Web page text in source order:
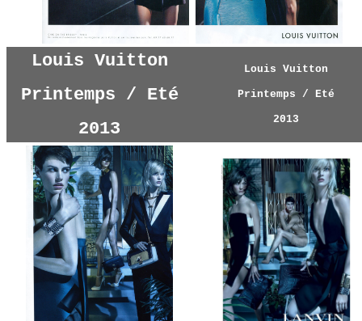
Louis Vuitton
Printemps / Eté
2013
Louis Vuitton
Printemps / Eté
2013